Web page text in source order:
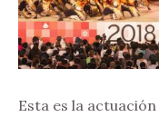
Esta es la